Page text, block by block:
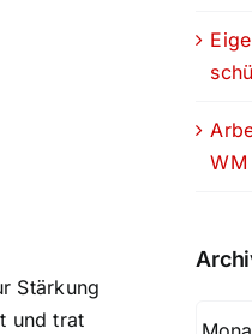
Stärkung
und trat
WM